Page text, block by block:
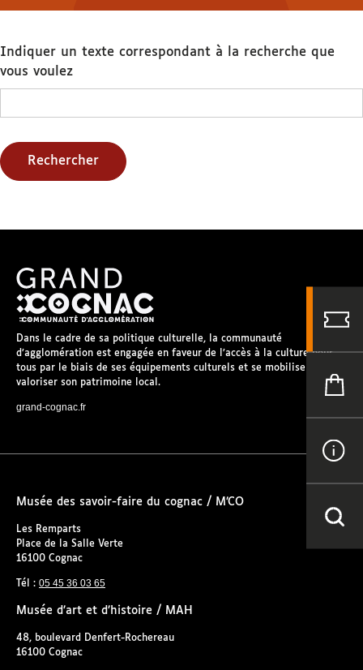
Indiquer un texte correspondant à la recherche que
vous voulez
Dans le cadre de sa politique culturelle, la communauté
d’agglomération est engagée en faveur de l’accès à la culture pour
tous par le biais de ses équipements culturels et se mobilise pour
valoriser son patrimoine local.
grand-cognac.fr
Musée des savoir-faire du cognac / M’CO
Les Remparts
Place de la Salle Verte
16100 Cognac
Tél : 05 45 36 03 65
Musée d’art et d’histoire / MAH
48, boulevard Denfert-Rochereau
16100 Cognac